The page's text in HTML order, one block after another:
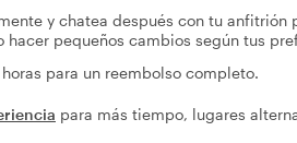
y chatea después con tu anfitrión
pequeños cambios según tus
para un reembolso completo.
para más tiempo, lugares